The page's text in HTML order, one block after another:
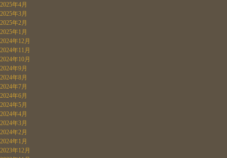
2025年4月
2025年3月
2025年2月
2025年1月
2024年12月
2024年11月
2024年10月
2024年9月
2024年8月
2024年7月
2024年6月
2024年5月
2024年4月
2024年3月
2024年2月
2024年1月
2023年12月